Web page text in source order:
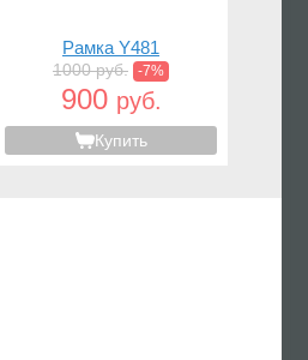
Рамка Y481
1000 руб. -7%
900 руб.
Купить